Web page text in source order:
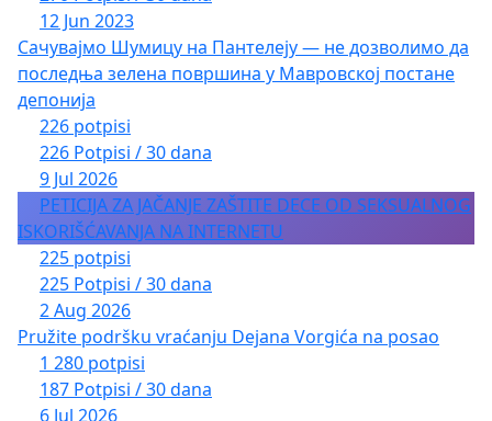
12 Jun 2023
Сачувајмо Шумицу на Пантелеју — не дозволимо да
последња зелена површина у Мавровској постане
депонија
226 potpisi
226 Potpisi / 30 dana
9 Jul 2026
PETICIJA ZA JAČANJE ZAŠTITE DECE OD SEKSUALNOG
ISKORIŠĆAVANJA NA INTERNETU
225 potpisi
225 Potpisi / 30 dana
2 Aug 2026
Pružite podršku vraćanju Dejana Vorgića na posao
1 280 potpisi
187 Potpisi / 30 dana
6 Jul 2026